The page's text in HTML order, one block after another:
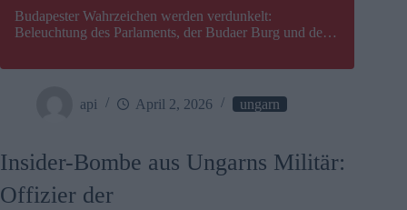
Budapester Wahrzeichen werden verdunkelt:
Beleuchtung des Parlaments, der Budaer Burg und der
api April 2, 2026 ungarn
Insider-Bombe aus Ungarns Militär:
Offizier der